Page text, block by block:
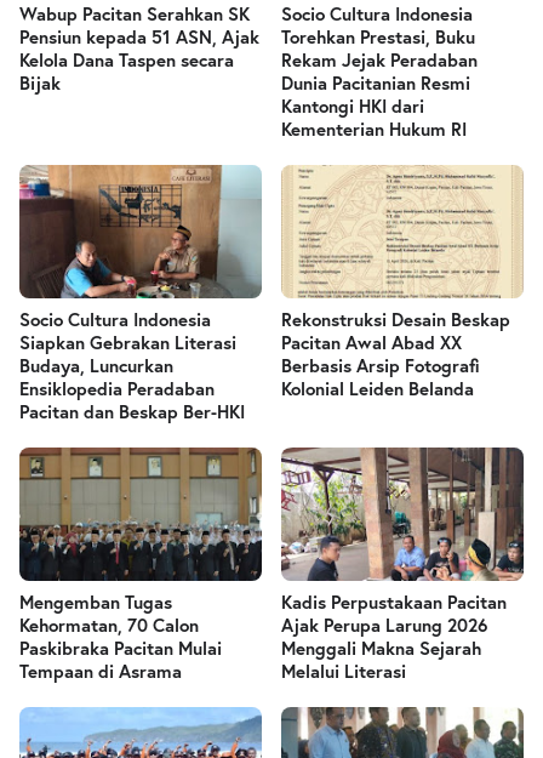
Wabup Pacitan Serahkan SK
Pensiun kepada 51 ASN, Ajak
Kelola Dana Taspen secara
Bijak
Socio Cultura Indonesia
Torehkan Prestasi, Buku
Rekam Jejak Peradaban
Dunia Pacitanian Resmi
Kantongi HKI dari
Kementerian Hukum RI
Socio Cultura Indonesia
Siapkan Gebrakan Literasi
Budaya, Luncurkan
Ensiklopedia Peradaban
Pacitan dan Beskap Ber-HKI
Rekonstruksi Desain Beskap
Pacitan Awal Abad XX
Berbasis Arsip Fotografi
Kolonial Leiden Belanda
Mengemban Tugas
Kehormatan, 70 Calon
Paskibraka Pacitan Mulai
Tempaan di Asrama
Kadis Perpustakaan Pacitan
Ajak Perupa Larung 2026
Menggali Makna Sejarah
Melalui Literasi